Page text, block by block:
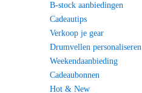
B-stock aanbiedingen
Cadeautips
Verkoop je gear
Drumvellen personaliseren
Weekendaanbieding
Cadeaubonnen
Hot & New